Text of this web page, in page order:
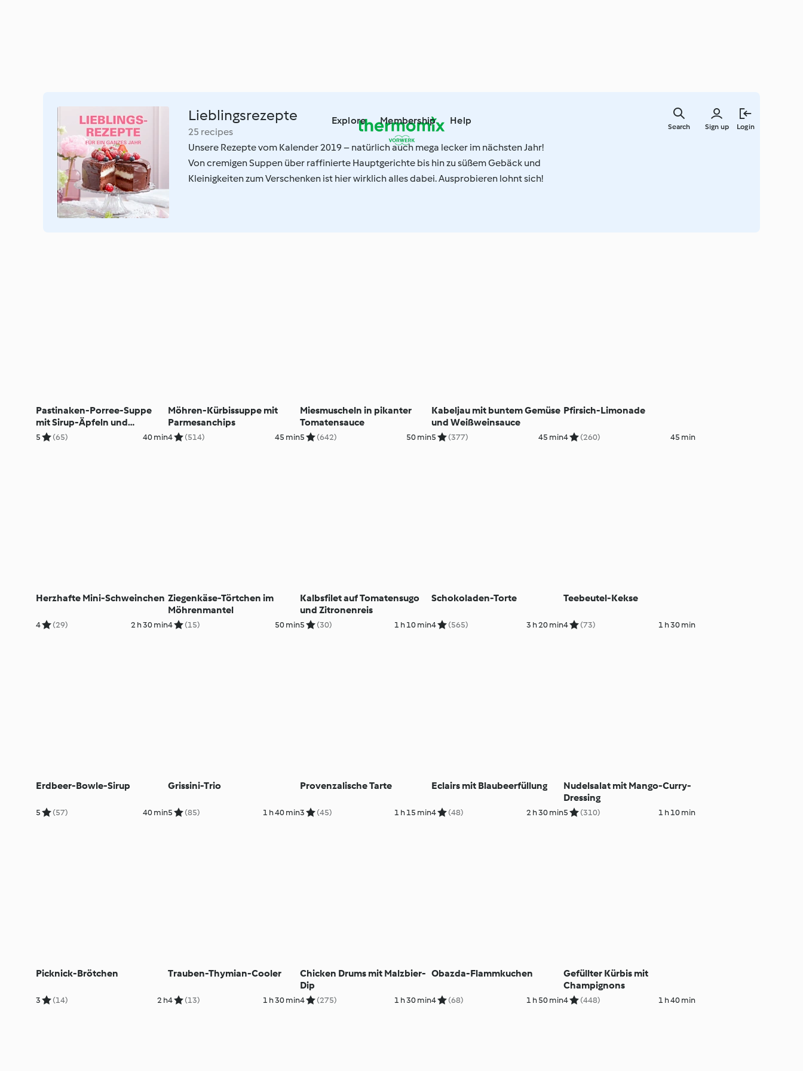
Explore Membership Help
Sign up Login
Search
Lieblingsrezepte
25 recipes
Unsere Rezepte vom Kalender 2019 – natürlich auch mega lecker im nächsten Jahr!
Von cremigen Suppen über raffinierte Hauptgerichte bis hin zu süßem Gebäck und
Kleinigkeiten zum Verschenken ist hier wirklich alles dabei. Ausprobieren lohnt sich!
Pastinaken-Porree-Suppe
mit Sirup-Äpfeln und
Knusperbacon
5 (65) 40 min
Möhren-Kürbissuppe mit
Parmesanchips
4 (514) 45 min
Miesmuscheln in pikanter
Tomatensauce
5 (642) 50 min
Kabeljau mit buntem Gemüse
und Weißweinsauce
5 (377) 45 min
Pfirsich-Limonade
4 (260) 45 min
Herzhafte Mini-Schweinchen
4 (29) 2 h 30 min
Ziegenkäse-Törtchen im
Möhrenmantel
4 (15) 50 min
Kalbsfilet auf Tomatensugo
und Zitronenreis
5 (30) 1 h 10 min
Schokoladen-Torte
4 (565) 3 h 20 min
Teebeutel-Kekse
4 (73) 1 h 30 min
Erdbeer-Bowle-Sirup
5 (57) 40 min
Grissini-Trio
5 (85) 1 h 40 min
Provenzalische Tarte
3 (45) 1 h 15 min
Eclairs mit Blaubeerfüllung
4 (48) 2 h 30 min
Nudelsalat mit Mango-Curry-
Dressing
5 (310) 1 h 10 min
Picknick-Brötchen
3 (14) 2 h
Trauben-Thymian-Cooler
4 (13) 1 h 30 min
Chicken Drums mit Malzbier-
Dip
4 (275) 1 h 30 min
Obazda-Flammkuchen
4 (68) 1 h 50 min
Gefüllter Kürbis mit
Champignons
4 (448) 1 h 40 min